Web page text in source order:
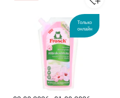
Только
онлайн